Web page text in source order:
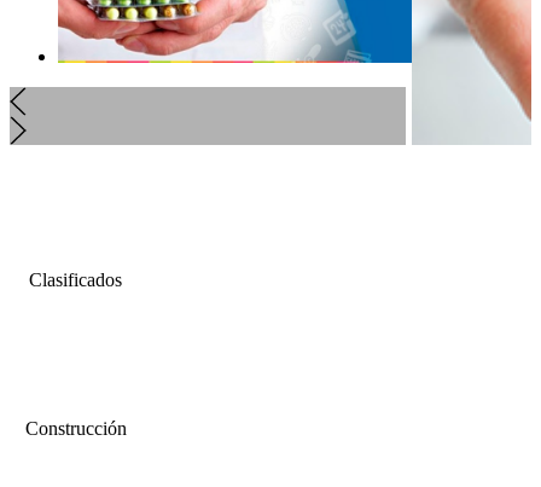
Clasificados
Construcción